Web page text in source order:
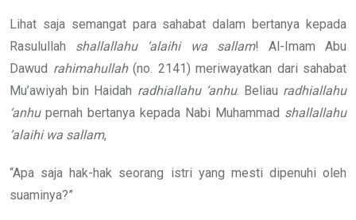
Lihat saja semangat para sahabat dalam bertanya kepada
Rasulullah shallallahu ‘alaihi wa sallam! Al-Imam Abu
Dawud rahimahullah(no. 2141) meriwayatkan dari sahabat
Mu’awiyah bin Haidah radhiallahu ‘anhu. Beliau radhiallahu
‘anhupernah bertanya kepada Nabi Muhammad shallallahu
‘alaihi wa sallam,
“Apa saja hak-hak seorang istri yang mesti dipenuhi oleh
suaminya?”